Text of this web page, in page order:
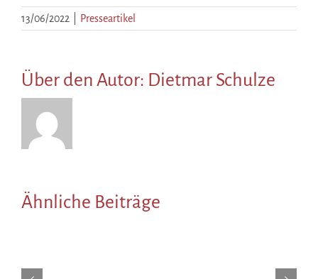
13/06/2022 Presseartikel
Über den Autor: Dietmar Schulze
Ähnliche Beiträge